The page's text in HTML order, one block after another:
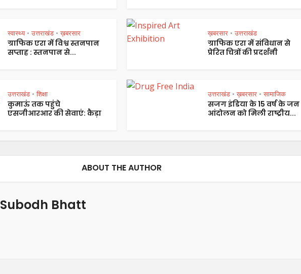
स्वास्थ्य • उत्तराखंड • ख़बरसार
ग्राफिक एरा में विश्व स्तनपान
सप्ताह : स्तनपान से...
ख़बरसार • उत्तराखंड
ग्राफिक एरा में संविधान से
प्रेरित चित्रों की प्रदर्शनी
उत्तराखंड • शिक्षा
कुमाऊं तक पहुंचे
एसजीआरआर की सेवाएं: कैड़ा
उत्तराखंड • ख़बरसार • सामाजिक
सजग इंडिया के 15 वर्ष के जन
आंदोलन को मिली राष्ट्रीय...
ABOUT THE AUTHOR
Subodh Bhatt